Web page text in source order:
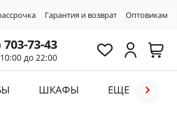
Гарантия и возврат Оптовикам
703-73-43
до 22:00
ШКАФЫ ЕЩЕ